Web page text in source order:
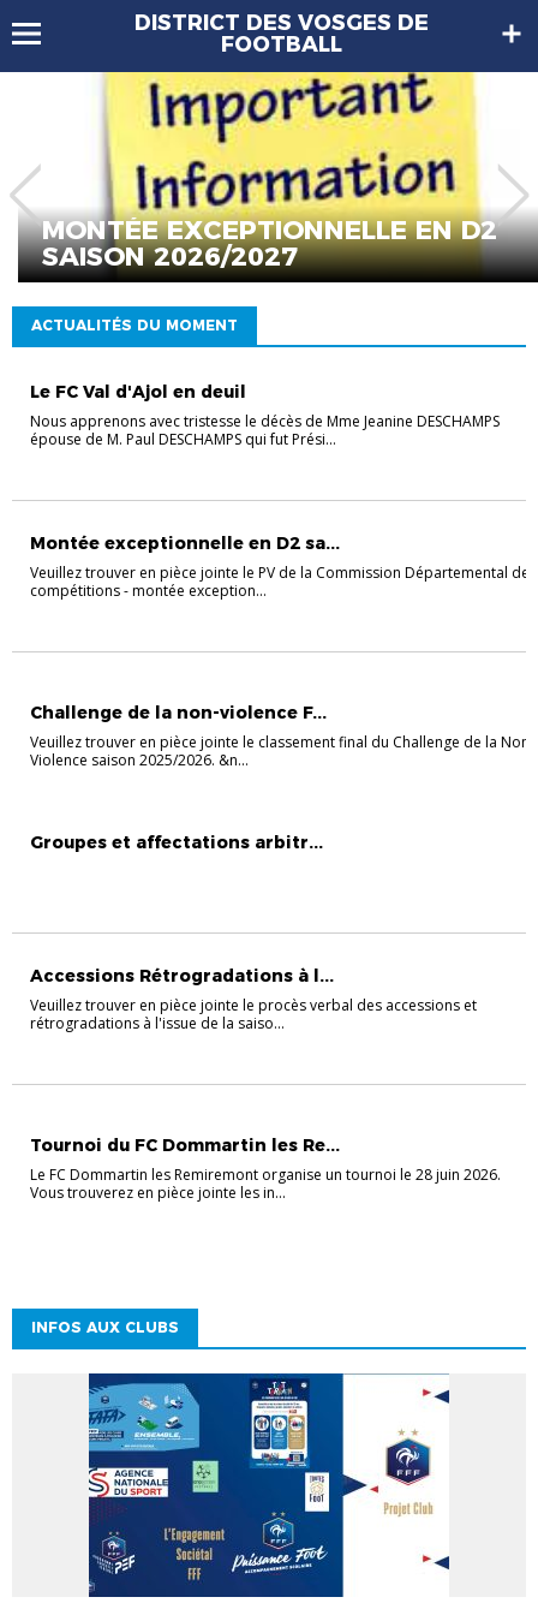
DISTRICT DES VOSGES DE
FOOTBALL
MONTÉE EXCEPTIONNELLE EN D2
SAISON 2026/2027
ACTUALITÉS DU MOMENT
Le FC Val d'Ajol en deuil
Nous apprenons avec tristesse le décès de Mme Jeanine DESCHAMPS
épouse de M. Paul DESCHAMPS qui fut Prési...
Montée exceptionnelle en D2 sa...
Veuillez trouver en pièce jointe le PV de la Commission Départemental des
compétitions - montée exception...
Challenge de la non-violence F...
Veuillez trouver en pièce jointe le classement final du Challenge de la Non-
Violence saison 2025/2026. &n...
Groupes et affectations arbitr...
Accessions Rétrogradations à l...
Veuillez trouver en pièce jointe le procès verbal des accessions et
rétrogradations à l'issue de la saiso...
Tournoi du FC Dommartin les Re...
Le FC Dommartin les Remiremont organise un tournoi le 28 juin 2026.
Vous trouverez en pièce jointe les in...
INFOS AUX CLUBS